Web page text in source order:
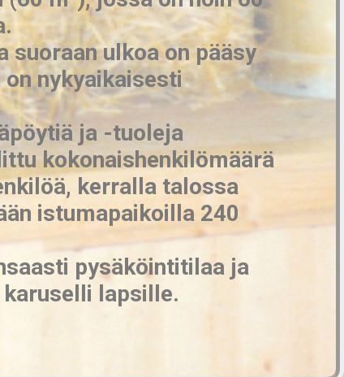
suoraan ulkoa on pääsy
nykyaikaisesti
ja -tuoleja
kokonaishenkilömäärä
kerralla talossa
istumapaikoilla 240
pysäköintitilaa ja
lapsille.